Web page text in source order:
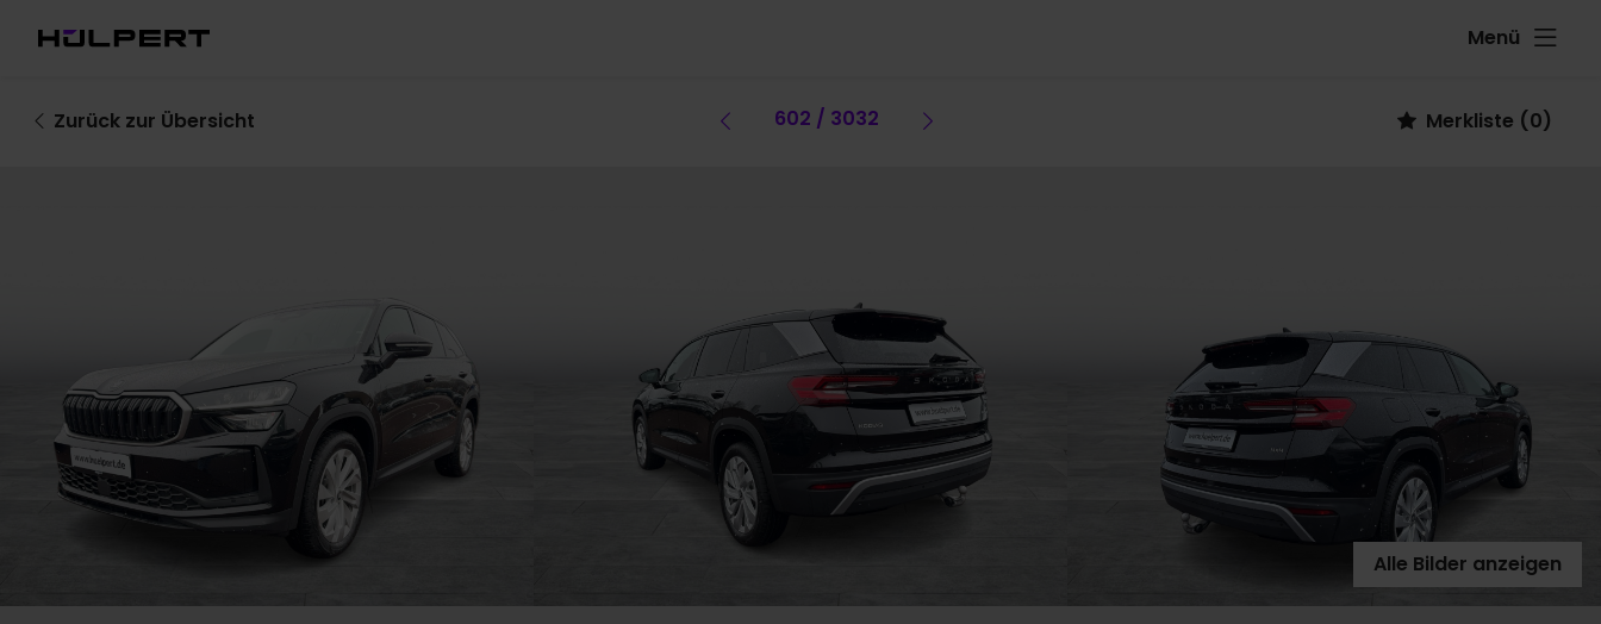
Menü
Zurück zur Übersicht Vorheriges Fahrzeug
602 / 3032 Merkliste (0)
Alle Bilder anzeigen